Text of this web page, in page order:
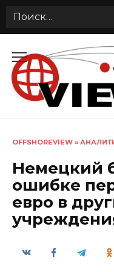
Search
содержанию
OFFSHOREVIEW »
Немецкий
ошибке
евро в